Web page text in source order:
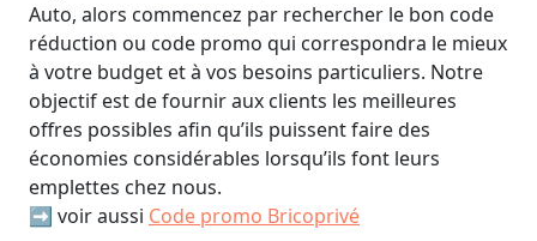
Auto, alors commencez par rechercher le bon code
réduction ou code promo qui correspondra le mieux
à votre budget et à vos besoins particuliers. Notre
objectif est de fournir aux clients les meilleures
offres possibles afin qu’ils puissent faire des
économies considérables lorsqu’ils font leurs
emplettes chez nous.
➡️ voir aussi Code promo Bricoprivé